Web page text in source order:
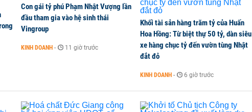
chứng khoán: Cơ hội vươn tầm 'cá mập' hay cái bẫy thua lỗ?
quỹ hưu trí: Từ tiết kiệm gia đình thành nguồn cấp vốn dài
Con gái tỷ phú Phạm Nhật Vượng lần
đầu tham gia vào hệ sinh thái
Vingroup
KINH DOANH - 11 giờ trước
Khối tài sản hàng trăm tỷ của Huấn
Hoa Hồng: Từ biệt thự 50 tỷ, dàn siêu
xe hàng chục tỷ đến vườn tùng Nhật
đắt đỏ
KINH DOANH - 6 giờ trước